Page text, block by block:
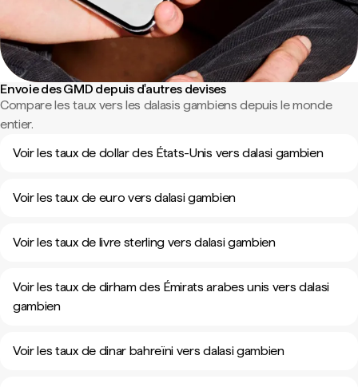
Envoie des GMD depuis d'autres devises
Compare les taux vers les dalasis gambiens depuis le monde
entier.
Voir les taux de dollar des États-Unis vers dalasi gambien
Voir les taux de euro vers dalasi gambien
Voir les taux de livre sterling vers dalasi gambien
Voir les taux de dirham des Émirats arabes unis vers dalasi
gambien
Voir les taux de dinar bahreïni vers dalasi gambien